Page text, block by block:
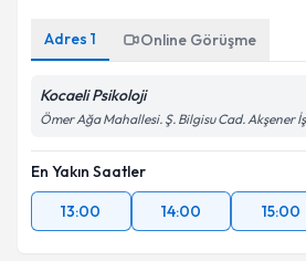
Adres 1 Online Görüşme
Kocaeli Psikoloji
Ömer Ağa Mahallesi. Ş. Bilgisu Cad. Akşener
En Yakın Saatler
13:00
14:00 15:00